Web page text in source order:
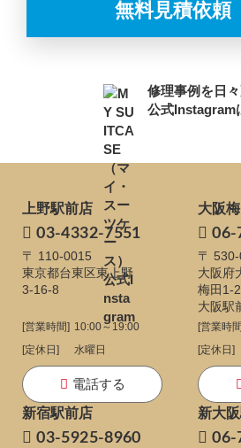
無料見積依頼
修理事例を日々
公式Instagram
上野駅前店
03-4332-7551
〒 110-0015
東京都台東区東上野
3-16-8
[営業時間] 10:00～19:00
[定休日]
水曜日
電話する
大阪
06-
〒
大阪府
梅田1-
大阪駅
[営業時
[定休日]
新宿駅前店
03-5925-8960
新大
06-